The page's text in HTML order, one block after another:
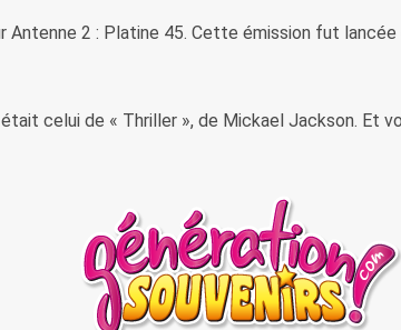
Antenne 2 : Platine 45. Cette émission fut
celui de « Thriller », de Mickael Jackson. Et